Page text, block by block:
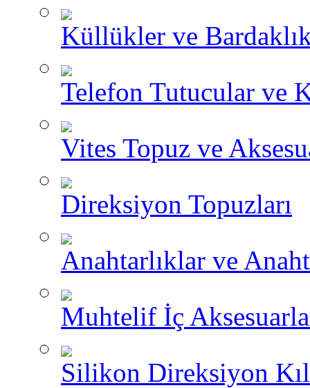
Küllükler ve
Telefon Tutucular ve
Vites Topuz ve
Direksiyon Topuzları
Anahtarlıklar ve
Muhtelif İç
Silikon Direksiyon